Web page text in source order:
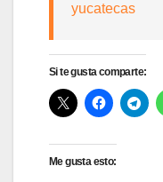
yucatecas
Si te gusta comparte:
Me gusta esto: